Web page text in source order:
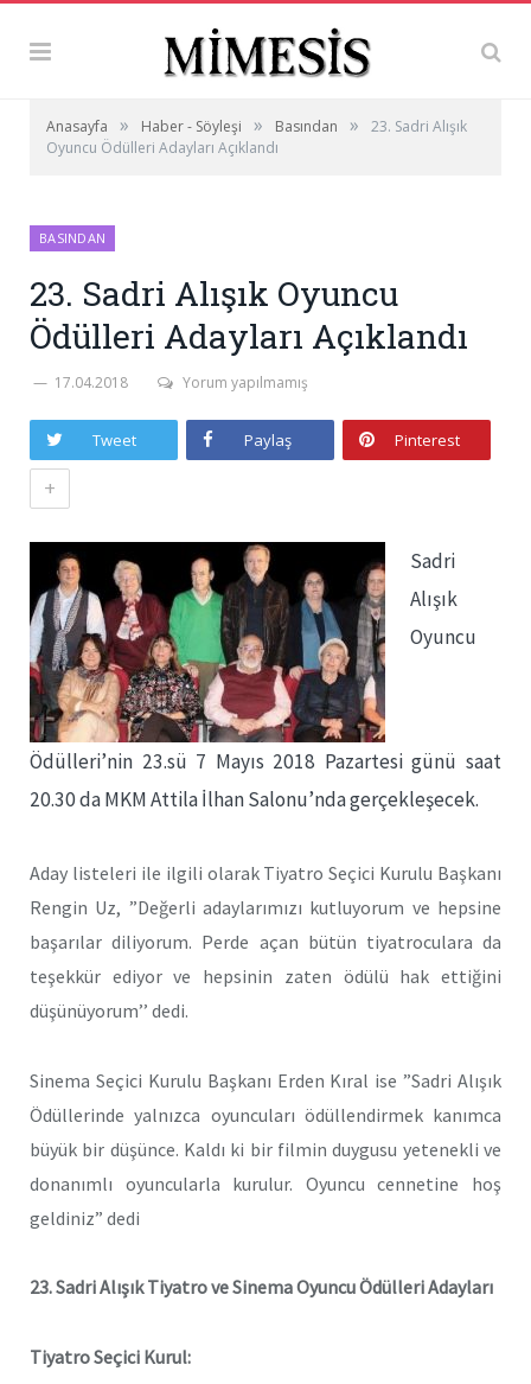
Anasayfa » Haber - Söyleşi » Basından »
23. Sadri Alışık
Oyuncu Ödülleri Adayları Açıklandı
BASINDAN
23. Sadri Alışık Oyuncu
Ödülleri Adayları Açıklandı
17.04.2018 Yorum yapılmamış
Tweet Paylaş Pinterest
+
Sadri
Alışık
Oyuncu
Ödülleri’nin 23.sü 7 Mayıs 2018 Pazartesi günü saat
20.30 da MKM Attila İlhan Salonu’nda gerçekleşecek.
Aday listeleri ile ilgili olarak Tiyatro Seçici Kurulu Başkanı
Rengin Uz, ”Değerli adaylarımızı kutluyorum ve hepsine
başarılar diliyorum. Perde açan bütün tiyatroculara da
teşekkür ediyor ve hepsinin zaten ödülü hak ettiğini
düşünüyorum’’ dedi.
Sinema Seçici Kurulu Başkanı Erden Kıral ise ”Sadri Alışık
Ödüllerinde yalnızca oyuncuları ödüllendirmek kanımca
büyük bir düşünce. Kaldı ki bir filmin duygusu yetenekli ve
donanımlı oyuncularla kurulur. Oyuncu cennetine hoş
geldiniz” dedi
23. Sadri Alışık Tiyatro ve Sinema Oyuncu Ödülleri Adayları
Tiyatro Seçici Kurul: